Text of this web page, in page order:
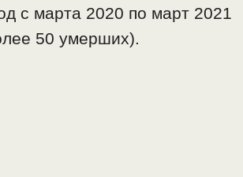
с марта 2020 по март 2021
50 умерших).